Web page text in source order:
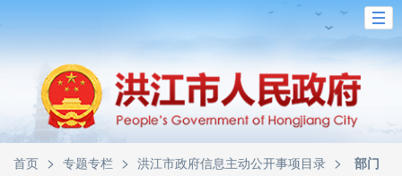
首页 > 专题专栏 > 洪江市政府信息主动公开事项目录 > 部门